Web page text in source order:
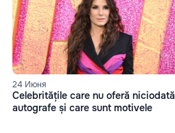
24 Июня
Celebritățile care nu oferă niciodată
autografe și care sunt motivele